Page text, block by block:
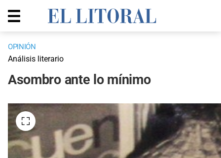
OPINIÓN
Análisis literario
Asombro ante lo mínimo